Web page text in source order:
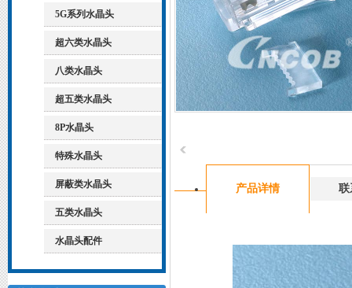
5G系列水晶头
超六类水晶头
八类水晶头
超五类水晶头
8P水晶头
特殊水晶头
屏蔽类水晶头
五类水晶头
水晶头配件
产品详情 联